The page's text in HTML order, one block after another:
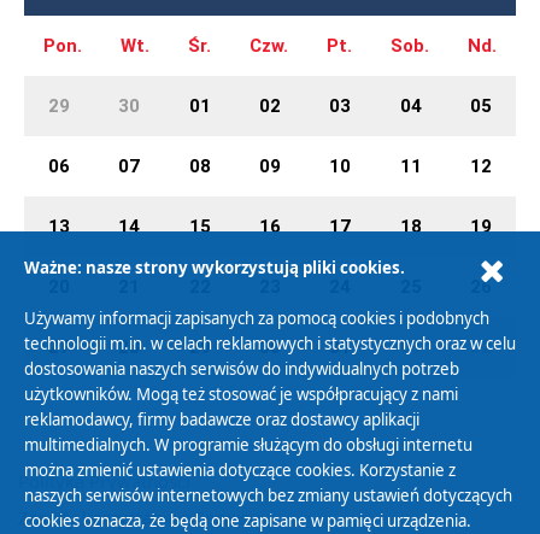
Pon. Wt. Śr. Czw. Pt. Sob. Nd.
29 30 01 02 03 04 05
06 07 08 09 10 11 12
13 14 15 16 17 18 19
26
27 28 29 30 31 01 02
Polityka Prywatności
Zasady korzystania z Serwisu
Ważne: nasze strony wykorzystują pliki cookies.
Używamy informacji zapisanych za pomocą cookies i podobnych
technologii m.in. w celach reklamowych i statystycznych oraz w celu
dostosowania naszych serwisów do indywidualnych potrzeb
użytkowników. Mogą też stosować je współpracujący z nami
reklamodawcy, firmy badawcze oraz dostawcy aplikacji
multimedialnych. W programie służącym do obsługi internetu
można zmienić ustawienia dotyczące cookies. Korzystanie z
naszych serwisów internetowych bez zmiany ustawień dotyczących
cookies oznacza, że będą one zapisane w pamięci urządzenia.